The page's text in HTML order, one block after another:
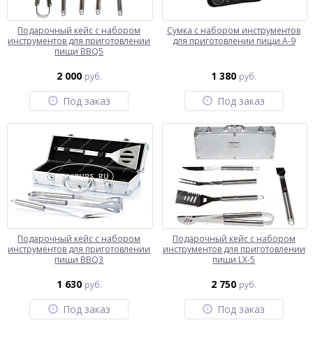
Подарочный кейс с набором
инструментов для приготовлении
пищи BBQ5
2 000 руб.
Под заказ
Сумка с набором инструментов
для приготовлении пищи A-9
1 380 руб.
Под заказ
Подарочный кейс с набором
инструментов для приготовлении
пищи BBQ3
1 630 руб.
Под заказ
Подарочный кейс с набором
инструментов для приготовлении
пищи LX-5
2 750 руб.
Под заказ